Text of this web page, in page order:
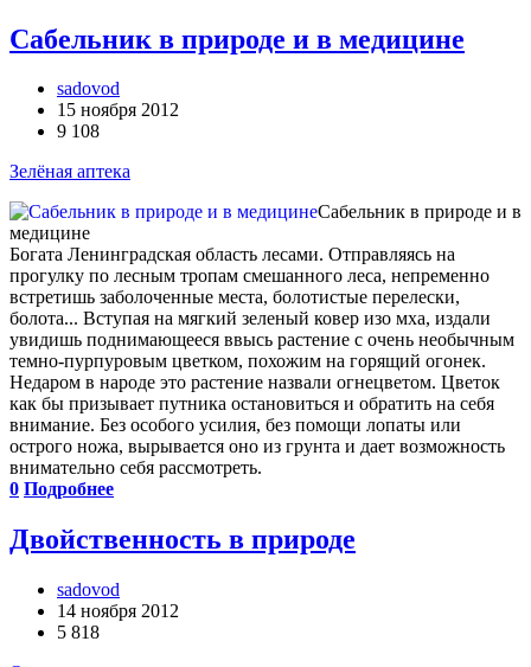
Сабельник в природе и в медицине
sadovod
15 ноября 2012
9 108
Зелёная аптека
Сабельник в природе и в
медицине
Богата Ленинградская область лесами. Отправляясь на
прогулку по лесным тропам смешанного леса, непременно
встретишь заболоченные места, болотистые перелески,
болота... Вступая на мягкий зеленый ковер изо мха, издали
увидишь поднимающееся ввысь растение с очень необычным
темно-пурпуровым цветком, похожим на горящий огонек.
Недаром в народе это растение назвали огнецветом. Цветок
как бы призывает путника остановиться и обратить на себя
внимание. Без особого усилия, без помощи лопаты или
острого ножа, вырывается оно из грунта и дает возможность
внимательно себя рассмотреть.
0 Подробнее
Двойственность в природе
sadovod
14 ноября 2012
5 818